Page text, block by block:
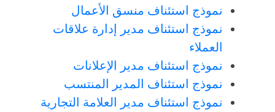
نموذج استئناف منسق الأعمال
نموذج استئناف مدير إدارة علاقات
العملاء
نموذج استئناف مدير الإعلانات
نموذج استئناف المدير المنتسب
نموذج استئناف مدير العلامة التجارية